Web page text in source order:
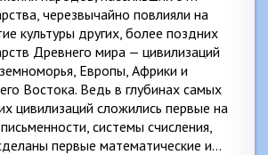
черезвычайно повлияли на
культуры других, более поздних
Древнего мира — цивилизаций
Европы, Африки и
Востока. Ведь в глубинах самых
цивилизаций сложились первые на
системы счисления,
первые математические и…